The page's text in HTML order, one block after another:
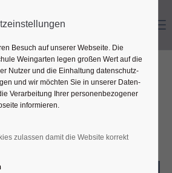
grobe Vorstellung für
Vorstellung.
Besuch auf unserer Webseite. Die
Weingarten legen großen Wert auf die
Nutzer und die Ein­haltung daten­schutz­
und wir möchten Sie in unserer Daten­
Ver­ar­beitung Ihrer personen­bezogener
informieren.
zulassen damit die Website korrekt